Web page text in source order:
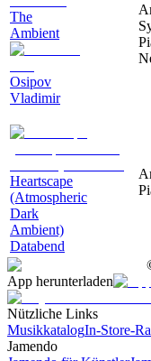
The
Ambient
Osipov
Vladimir
Heartscape
(Atmospheric
Dark
Ambient)
Databend
App herunterladen
Nützliche Links
MusikkatalogIn-Store-
Jamendo